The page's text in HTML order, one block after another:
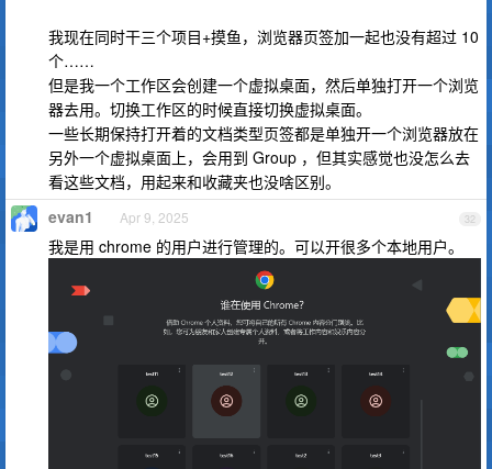
我现在同时干三个项目+摸鱼，浏览器页签加一起也没有超过 10
个……
但是我一个工作区会创建一个虚拟桌面，然后单独打开一个浏览
器去用。切换工作区的时候直接切换虚拟桌面。
一些长期保持打开着的文档类型页签都是单独开一个浏览器放在
另外一个虚拟桌面上，会用到 Group ，但其实感觉也没怎么去
看这些文档，用起来和收藏夹也没啥区别。
32
evan1 Apr 9, 2025
我是用 chrome 的用户进行管理的。可以开很多个本地用户。